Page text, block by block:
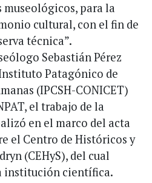
para la
cultural, con el fin de
técnica”.
Sebastián Pérez
Patagónico de
(IPCSH-CONICET)
el trabajo de la
en el marco del acta
el Centro de Históricos y
(CEHyS), del cual
institución científica.